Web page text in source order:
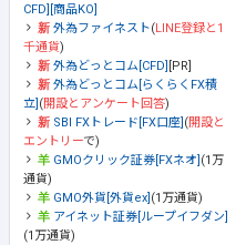
CFD][商品KO]
外為ファイネスト(LINE登録と1
千通貨)
外為どっとコム[CFD] [PR]
外為どっとコム[らくらくFX積
立] (開設とアンケート回答)
SBI FXトレード[FX口座] (開設と
エントリーで)
GMOクリック証券[FXネオ] (1万
通貨)
GMO外貨[外貨ex] (1万通貨)
アイネット証券[ループイフダン]
(1万通貨)